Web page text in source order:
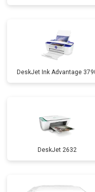
DeskJet Ink Advantage
DeskJet 2632